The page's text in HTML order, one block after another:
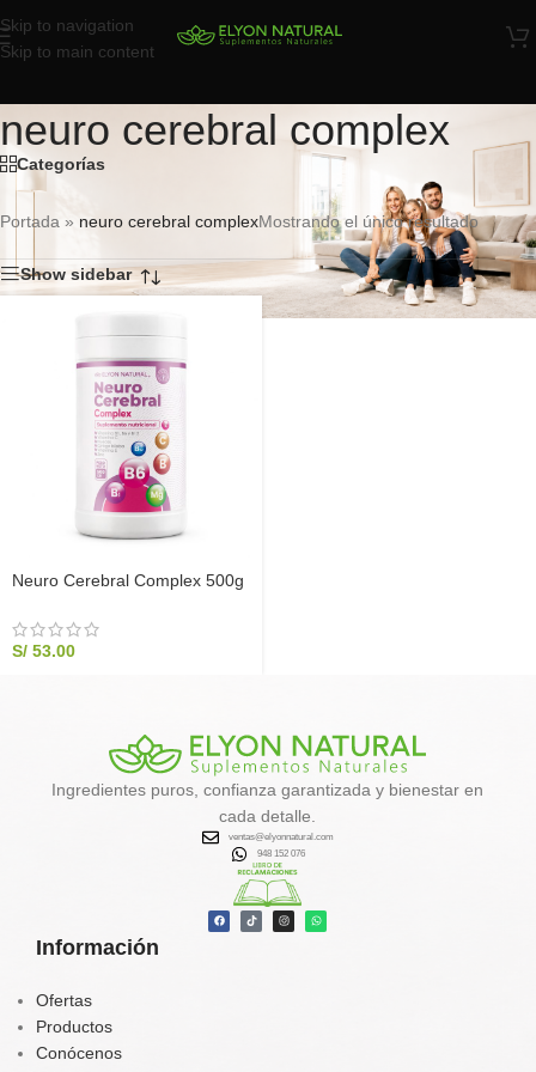
Skip to navigation
Skip to main content
neuro cerebral complex
Categorías
Portada » neuro cerebral complexMostrando el único resultado
Show sidebar
Neuro Cerebral Complex 500g
Elyon Natural
S/ 53.00
Información
Ofertas
Productos
Conócenos
Ingredientes puros, confianza garantizada y bienestar en
cada detalle.
ventas@elyonnatural.com
948 152 076